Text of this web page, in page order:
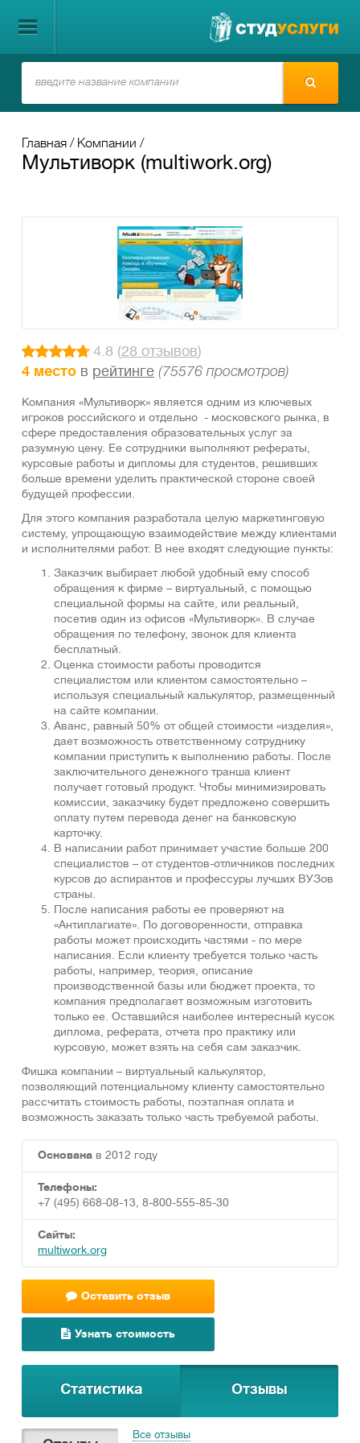
Главная Компании
Мультиворк (multiwork.org)
4.8 (28 отзывов)
4 место в рейтинге (75576 просмотров)
Компания «Мультиворк» является одним из ключевых
игроков российского и отдельно - московского рынка, в
сфере предоставления образовательных услуг за
разумную цену. Ее сотрудники выполняют рефераты,
курсовые работы и дипломы для студентов, решивших
больше времени уделить практической стороне своей
будущей профессии.
Для этого компания разработала целую маркетинговую
систему, упрощающую взаимодействие между клиентами
и исполнителями работ. В нее входят следующие пункты:
Заказчик выбирает любой удобный ему способ
обращения к фирме – виртуальный, с помощью
специальной формы на сайте, или реальный,
посетив один из офисов «Мультиворк». В случае
обращения по телефону, звонок для клиента
бесплатный.
Оценка стоимости работы проводится
специалистом или клиентом самостоятельно –
используя специальный калькулятор, размещенный
на сайте компании.
Аванс, равный 50% от общей стоимости «изделия»,
дает возможность ответственному сотруднику
компании приступить к выполнению работы. После
заключительного денежного транша клиент
получает готовый продукт. Чтобы минимизировать
комиссии, заказчику будет предложено совершить
оплату путем перевода денег на банковскую
карточку.
В написании работ принимает участие больше 200
специалистов – от студентов-отличников последних
курсов до аспирантов и профессуры лучших ВУЗов
страны.
После написания работы ее проверяют на
«Антиплагиате». По договоренности, отправка
работы может происходить частями - по мере
написания. Если клиенту требуется только часть
работы, например, теория, описание
производственной базы или бюджет проекта, то
компания предполагает возможным изготовить
только ее. Оставшийся наиболее интересный кусок
диплома, реферата, отчета про практику или
курсовую, может взять на себя сам заказчик.
Фишка компании – виртуальный калькулятор,
позволяющий потенциальному клиенту самостоятельно
рассчитать стоимость работы, поэтапная оплата и
возможность заказать только часть требуемой работы.
Основана в 2012 году
Телефоны:
+7 (495) 668-08-13, 8-800-555-85-30
Сайты:
multiwork.org
Оставить отзыв
Узнать стоимость
Статистика Отзывы
Все отзывы